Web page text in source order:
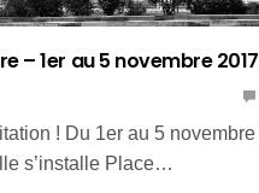
– 1er au 5 novembre 2017
! Du 1er au 5 novembre
s’installe Place…